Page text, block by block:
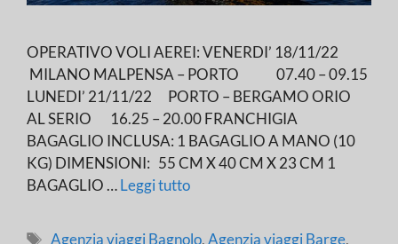
OPERATIVO VOLI AEREI: VENERDI’ 18/11/22
MILANO MALPENSA – PORTO 07.40 – 09.15
LUNEDI’ 21/11/22 PORTO – BERGAMO ORIO
AL SERIO 16.25 – 20.00 FRANCHIGIA
BAGAGLIO INCLUSA: 1 BAGAGLIO A MANO (10
KG) DIMENSIONI: 55 CM X 40 CM X 23 CM 1
BAGAGLIO …Leggi tutto
Tag
Agenzia viaggi Bagnolo,Agenzia viaggi Barge,